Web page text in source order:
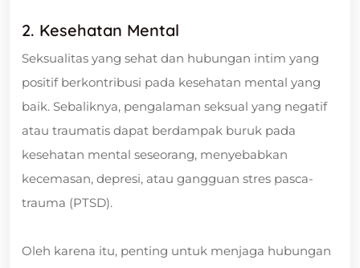
2. Kesehatan Mental
Seksualitas yang sehat dan hubungan intim yang
positif berkontribusi pada kesehatan mental yang
baik. Sebaliknya, pengalaman seksual yang negatif
atau traumatis dapat berdampak buruk pada
kesehatan mental seseorang, menyebabkan
kecemasan, depresi, atau gangguan stres pasca-
trauma (PTSD).
Oleh karena itu, penting untuk menjaga hubungan